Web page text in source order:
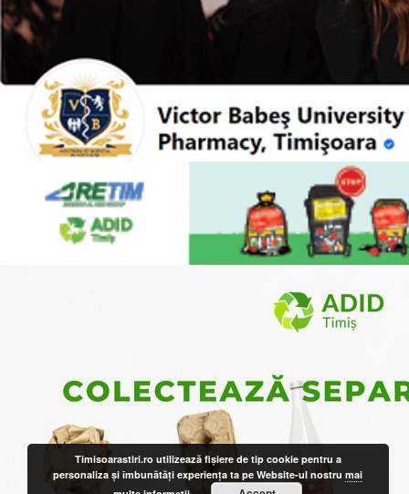
Timisoarastiri.ro utilizează fişiere de tip cookie pentru a
personaliza și îmbunătăți experiența ta pe Website-ul nostrumai